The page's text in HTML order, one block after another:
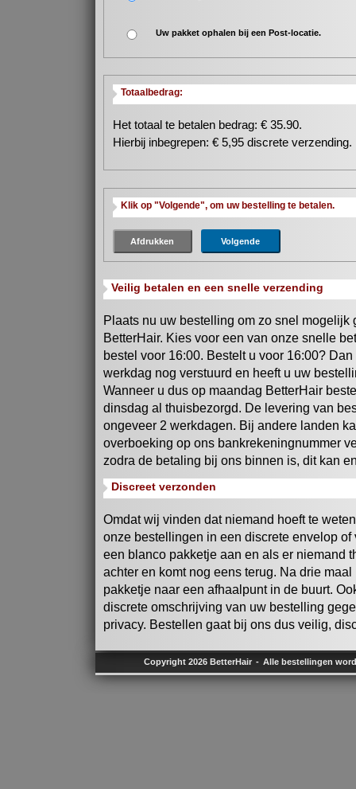
Uw pakket ophalen bij een Post-locatie.
Totaalbedrag:
Het totaal te betalen bedrag: € 35.90.
Hierbij inbegrepen: € 5,95discrete verzending.
Klik op "Volgende", om uw bestelling te betalen.
Veilig betalen en een snelle verzending
Plaats nu uw bestelling om zo snel mogelijk
BetterHair. Kies voor een van onze snelle
bestel voor 16:00. Bestelt u voor 16:00?
werkdag nog verstuurd en heeft u uw
Wanneer u dus op maandag BetterHair
dinsdag al thuisbezorgd. De levering van
ongeveer 2 werkdagen. Bij andere landen
overboeking op ons bankrekeningnummer
zodra de betaling bij ons binnen is, dit kan
Discreet verzonden
Omdat wij vinden dat niemand hoeft te
onze bestellingen in een discrete envelop
een blanco pakketje aan en als er niemand
achter en komt nog eens terug. Na drie
pakketje naar een afhaalpunt in de buurt.
discrete omschrijving van uw bestelling
privacy. Bestellen gaat bij ons dus veilig,
Copyright 2026 BetterHair Alle bestellingen